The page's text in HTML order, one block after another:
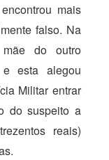
mais
falso. Na
do outro
esta alegou
Militar entrar
do suspeito a
reais)